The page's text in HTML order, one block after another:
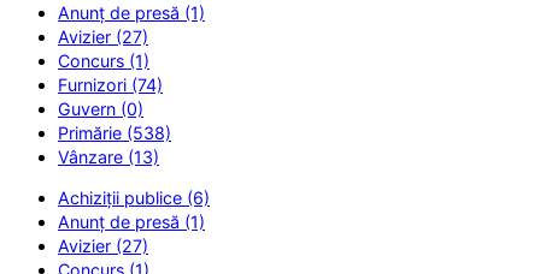
Anunț de presă (1)
Avizier (27)
Concurs (1)
Furnizori (74)
Guvern (0)
Primărie (538)
Vânzare (13)
Achiziții publice (6)
Anunț de presă (1)
Avizier (27)
Concurs (1)